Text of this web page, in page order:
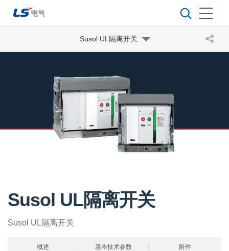
Susol UL隔离开关
Susol UL隔离开关
Susol UL隔离开关
概述 基本技术参数 附件